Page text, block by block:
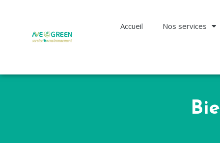
Accueil Nos services